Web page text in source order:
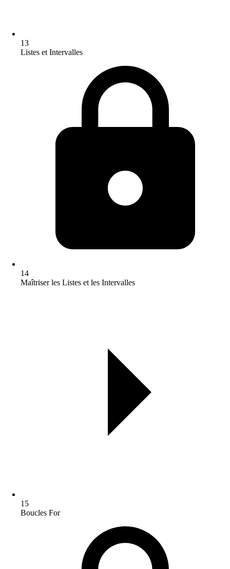
13
Listes et Intervalles
14
Maîtriser les Listes et les Intervalles
15
Boucles For